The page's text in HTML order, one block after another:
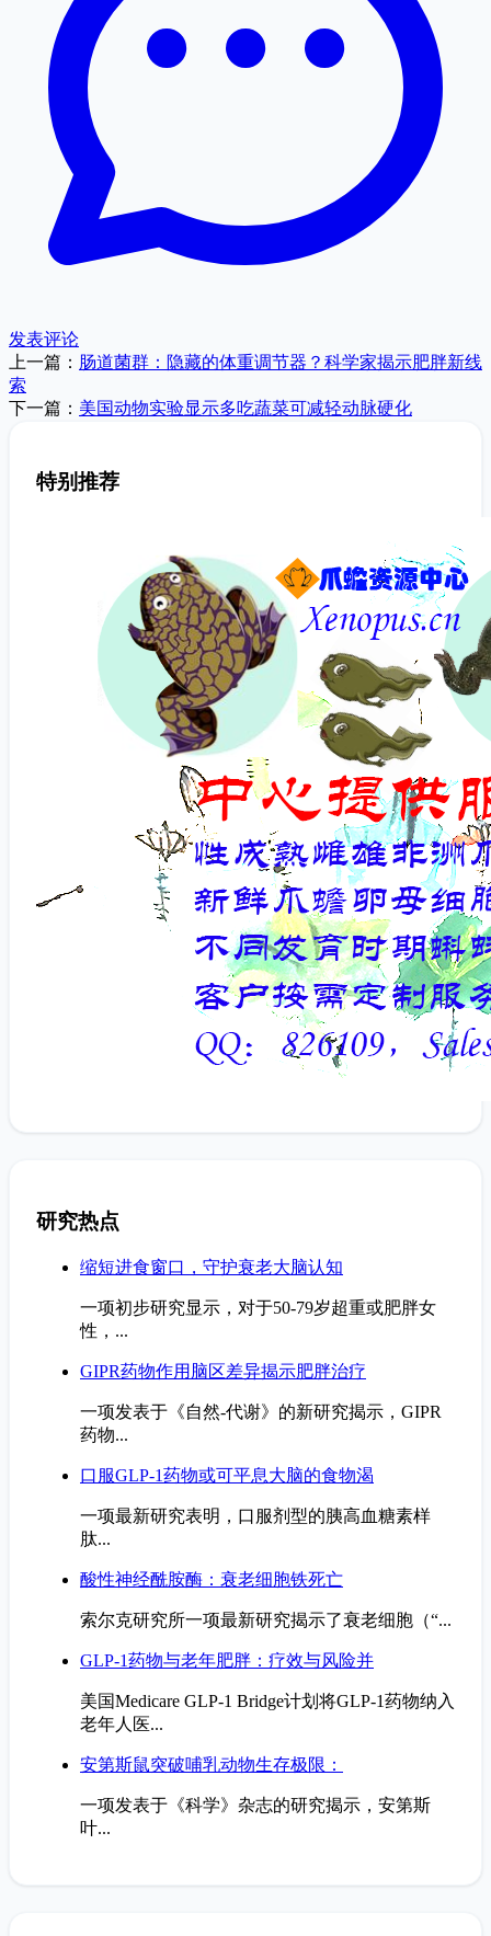
发表评论
上一篇： 肠道菌群：隐藏的体重调节器？科学家揭示肥胖新线
索
下一篇： 美国动物实验显示多吃蔬菜可减轻动脉硬化
特别推荐
研究热点
缩短进食窗口，守护衰老大脑认知
一项初步研究显示，对于50-79岁超重或肥胖女
性，...
GIPR药物作用脑区差异揭示肥胖治疗
一项发表于《自然-代谢》的新研究揭示，GIPR
药物...
口服GLP-1药物或可平息大脑的食物渴
一项最新研究表明，口服剂型的胰高血糖素样
肽...
酸性神经酰胺酶：衰老细胞铁死亡
索尔克研究所一项最新研究揭示了衰老细胞（“...
GLP-1药物与老年肥胖：疗效与风险并
美国Medicare GLP-1 Bridge计划将GLP-1药物纳入
老年人医...
安第斯鼠突破哺乳动物生存极限：
一项发表于《科学》杂志的研究揭示，安第斯
叶...